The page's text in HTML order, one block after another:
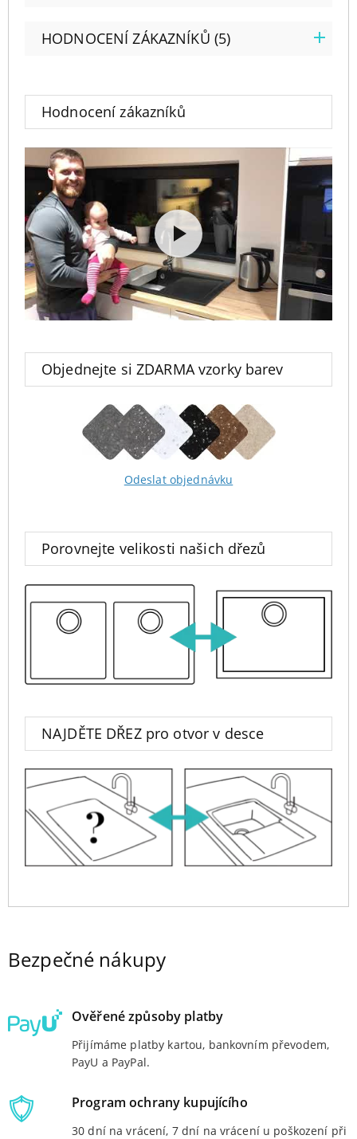
Hodnocení zákazníků
Objednejte si ZDARMA vzorky barev
Odeslat objednávku
Porovnejte velikosti našich dřezů
NAJDĚTE DŘEZ pro otvor v desce
HODNOCENÍ ZÁKAZNÍKŮ (5)
Bezpečné nákupy
Ověřené způsoby platby
Přijímáme platby kartou, bankovním převodem,
PayU a PayPal.
Program ochrany kupujícího
30 dní na vrácení, 7 dní na vrácení u poškození při